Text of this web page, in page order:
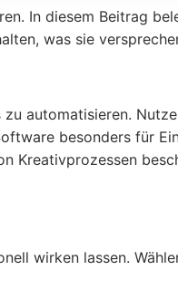
In diesem Beitrag
was sie
automatisieren.
besonders für
Kreativprozessen
wirken lassen.